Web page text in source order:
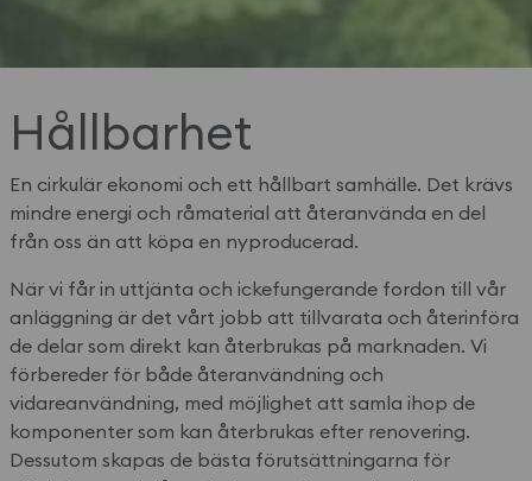
Hållbarhet
En cirkulär ekonomi och ett hållbart samhälle. Det krävs
mindre energi och råmaterial att återanvända en del
från oss än att köpa en nyproducerad.
När vi får in uttjänta och ickefungerande fordon till vår
anläggning är det vårt jobb att tillvarata och återinföra
de delar som direkt kan återbrukas på marknaden. Vi
förbereder för både återanvändning och
vidareanvändning, med möjlighet att samla ihop de
komponenter som kan återbrukas efter renovering.
Dessutom skapas de bästa förutsättningarna för